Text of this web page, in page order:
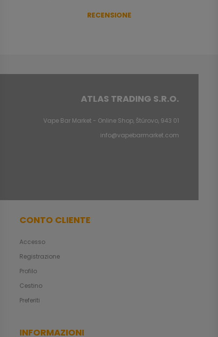
RECENSIONE
ATLAS TRADING S.R.O.
Vape Bar Market - Online Shop, Štúrovo, 943 01
info@vapebarmarket.com
CONTO CLIENTE
Accesso
Registrazione
Profilo
Cestino
Preferiti
INFORMAZIONI